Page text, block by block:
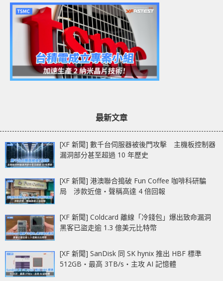
最新文章
[XF 新聞] 數千台伺服器被後門攻擊 主機板控制器
漏洞部分甚至超過 10 年歷史
[XF 新聞] 港澳聯合搗破 Fun Coffee 咖啡科研騙
局 涉款近億‧聲稱高達 4 倍回報
[XF 新聞] Coldcard 離線「冷錢包」爆出致命漏洞
黑客已盜走逾 1.3 億美元比特幣
[XF 新聞] SanDisk 同 SK hynix 推出 HBF 標準
512GB‧最高 3TB/s‧主攻 AI 記憶體